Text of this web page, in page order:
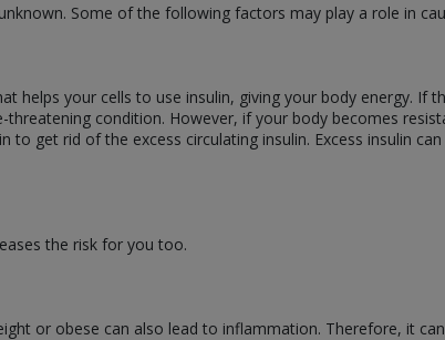
Some of the following factors may play a role in
helps your cells to use insulin, giving your body energy. If
condition. However, if your body becomes
get rid of the excess circulating insulin. Excess insulin
the risk for you too.
or obese can also lead to inflammation. Therefore, it